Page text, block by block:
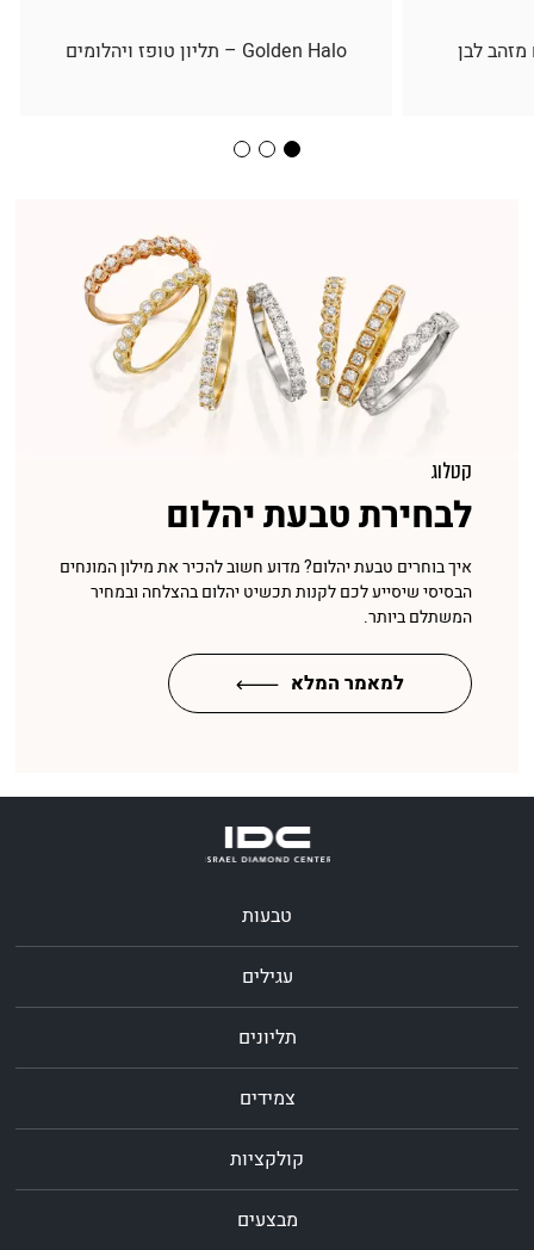
קטלוג
לבחירת טבעת יהלום
איך בוחרים טבעת יהלום? מדוע חשוב להכיר את מילון המונחים
הבסיסי שיסייע לכם לקנות תכשיט יהלום בהצלחה ובמחיר
המשתלם ביותר.
למאמר המלא
מזהב לבן Golden Halo – תליון טופז ויהלומים
טבעות
עגילים
תליונים
צמידים
קולקציות
מבצעים